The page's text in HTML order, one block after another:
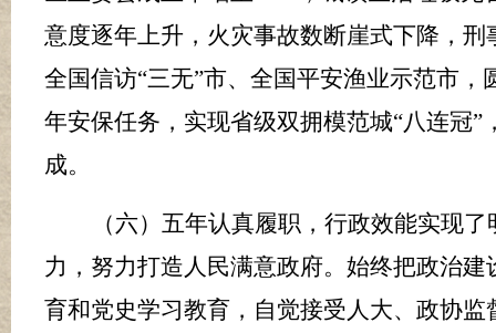
意度逐年上升， 火灾事故数断崖式下降，
全国信访“三无”市、全国平安渔业示范市
年安保任务，实现省级双拥模范城“八连冠”
成。
（六）五年认真履职，行政效能实现
力，努力打造人民满意政府。始终把政治
育和党史学习教育，自觉接受人大、政协